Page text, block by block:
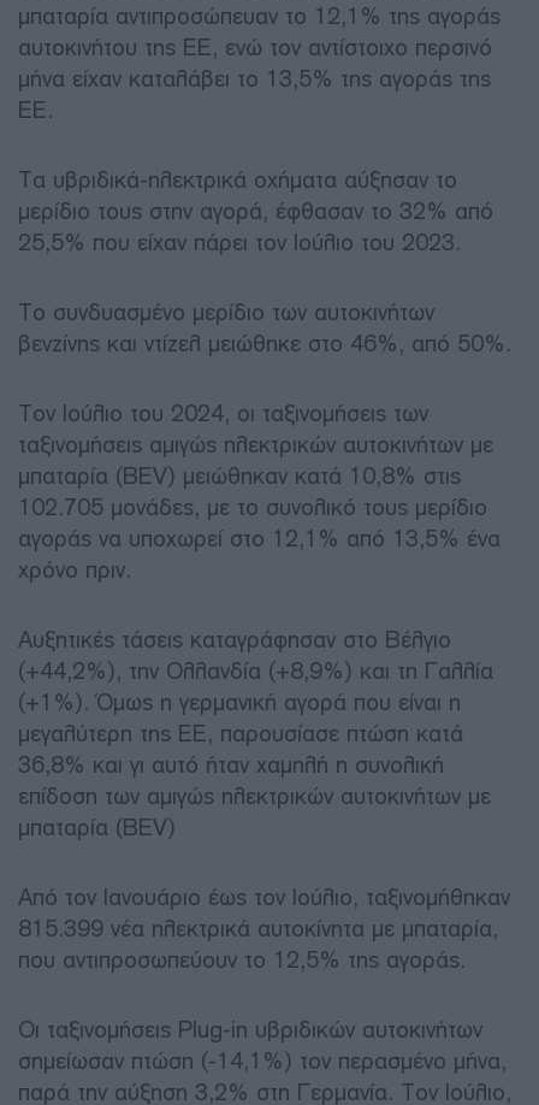
μπαταρία αντιπροσώπευαν το 12,1% της αγοράς
αυτοκινήτου της ΕΕ, ενώ τον αντίστοιχο περσινό
μήνα είχαν καταλάβει το 13,5% της αγοράς της
ΕΕ.
Τα υβριδικά-ηλεκτρικά οχήματα αύξησαν το
μερίδιο τους στην αγορά, έφθασαν το 32% από
25,5% που είχαν πάρει τον Ιούλιο του 2023.
Το συνδυασμένο μερίδιο των αυτοκινήτων
βενζίνης και ντίζελ μειώθηκε στο 46%, από 50%.
Τον Ιούλιο του 2024, οι ταξινομήσεις των
ταξινομήσεις αμιγώς ηλεκτρικών αυτοκινήτων με
μπαταρία (BEV) μειώθηκαν κατά 10,8% στις
102.705 μονάδες, με το συνολικό τους μερίδιο
αγοράς να υποχωρεί στο 12,1% από 13,5% ένα
χρόνο πριν.
Αυξητικές τάσεις καταγράφησαν στο Βέλγιο
(+44,2%), την Ολλανδία (+8,9%) και τη Γαλλία
(+1%). Όμως η γερμανική αγορά που είναι η
μεγαλύτερη της ΕΕ, παρουσίασε πτώση κατά
36,8% και γι αυτό ήταν χαμηλή η συνολική
επίδοση των αμιγώς ηλεκτρικών αυτοκινήτων με
μπαταρία (BEV)
Από τον Ιανουάριο έως τον Ιούλιο, ταξινομήθηκαν
815.399 νέα ηλεκτρικά αυτοκίνητα με μπαταρία,
που αντιπροσωπεύουν το 12,5% της αγοράς.
Οι ταξινομήσεις Plug-in υβριδικών αυτοκινήτων
σημείωσαν πτώση (-14,1%) τον περασμένο μήνα,
παρά την αύξηση 3,2% στη Γερμανία. Τον Ιούλιο,